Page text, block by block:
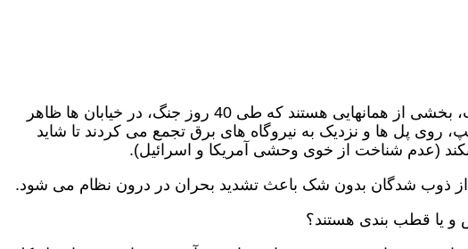
یک نکته شایان توجه است. این جمعیت، بخشی از همانهایی هستند که طی 40 روز جنگ، در خیابان ها ظاهر
روی پل ها و نزدیک به نیروگاه های برق تجمع می کردند تا شاید
نکند (عدم شناخت از خوی وحشی آمریکا و اسرائیل).
از ذوب شدگان بدون شک باعث تشدید بحران در درون نظام می شود.
و یا قطب بندی هستند؟